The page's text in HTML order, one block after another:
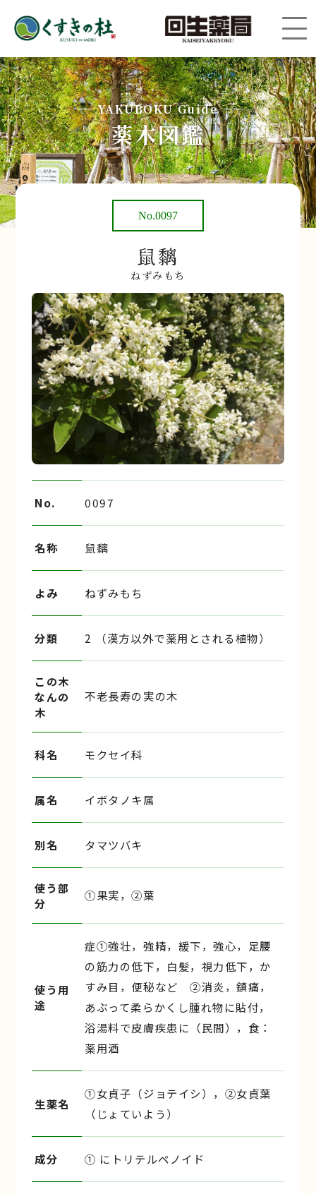
YAKUBOKU Guide
薬木図鑑
No.0097
鼠黐
ねずみもち
No. 0097
名称 鼠黐
よみ ねずみもち
分類 2 （漢方以外で薬用とされる植物）
この木
なんの
木
不老長寿の実の木
科名 モクセイ科
属名 イボタノキ属
別名 タマツバキ
使う部
分
①果実，②葉
使う用
途
症①強壮，強精，緩下，強心，足腰
の筋力の低下，白髪，視力低下，か
すみ目，便秘など ②消炎，鎮痛，
あぶって柔らかくし腫れ物に貼付，
浴湯料で皮膚疾患に（民間），食：
薬用酒
生薬名
①女貞子（ジョテイシ），②女貞葉
（じょていよう）
成分 ① にトリテルペノイド